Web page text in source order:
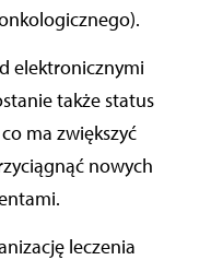
elektronicznymi
także status
ma zwiększyć
nowych
leczenia